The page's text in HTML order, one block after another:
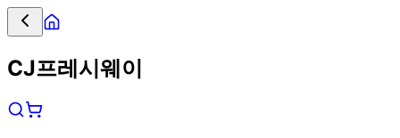
CJ프레시웨이